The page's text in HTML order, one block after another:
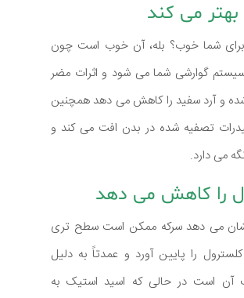
می کند
شما خوب؟ بله، آن خوب است چون
گوارشی شما می شود و اثرات مضر
و آرد سفید را کاهش می دهد همچنین
تصفیه شده در بدن افت می کند و
می دارد.
را کاهش می دهد
می دهد سرکه ممکن است سطح تری
را پایین آورد و عمدتاً به دلیل
آن است در حالی که اسید استیک به